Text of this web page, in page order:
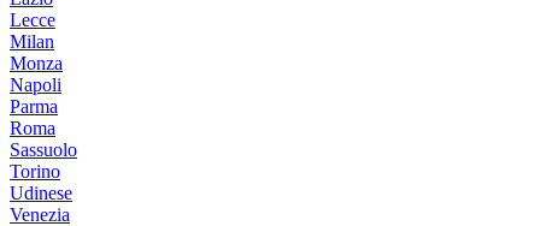
Lecce
Milan
Monza
Napoli
Parma
Roma
Sassuolo
Torino
Udinese
Venezia